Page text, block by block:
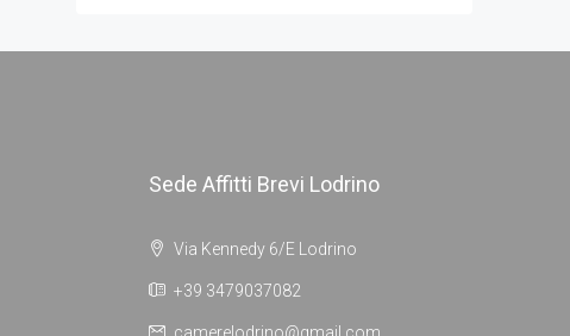
Sede Affitti Brevi Lodrino
Via Kennedy 6/E Lodrino
+39 3479037082